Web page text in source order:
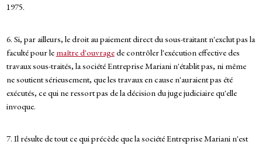
1975.
6. Si, par ailleurs, le droit au paiement direct du sous-traitant n'exclut pas la
faculté pour le maître d'ouvragede contrôler l'exécution effective des
travaux sous-traités, la société Entreprise Mariani n'établit pas, ni même
ne soutient sérieusement, que les travaux en cause n'auraient pas été
exécutés, ce qui ne ressort pas de la décision du juge judiciaire qu'elle
invoque.
7. Il résulte de tout ce qui précède que la société Entreprise Mariani n'est